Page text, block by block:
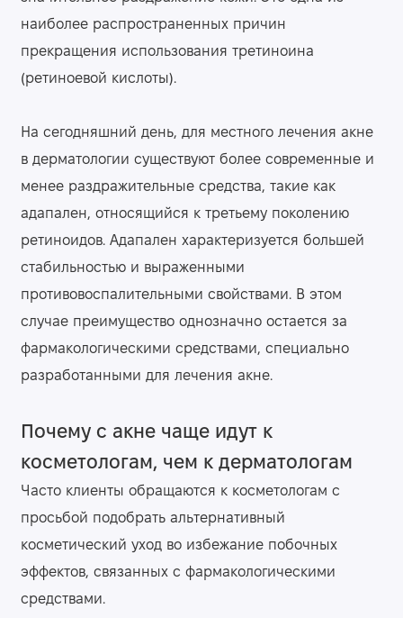
наиболее распространенных причин
прекращения использования третиноина
(ретиноевой кислоты).
На сегодняшний день, для местного лечения акне
в дерматологии существуют более современные и
менее раздражительные средства, такие как
адапален, относящийся к третьему поколению
ретиноидов. Адапален характеризуется большей
стабильностью и выраженными
противовоспалительными свойствами. В этом
случае преимущество однозначно остается за
фармакологическими средствами, специально
разработанными для лечения акне.
Почему с акне чаще идут к
косметологам, чем к дерматологам
Часто клиенты обращаются к косметологам с
просьбой подобрать альтернативный
косметический уход во избежание побочных
эффектов, связанных с фармакологическими
средствами.